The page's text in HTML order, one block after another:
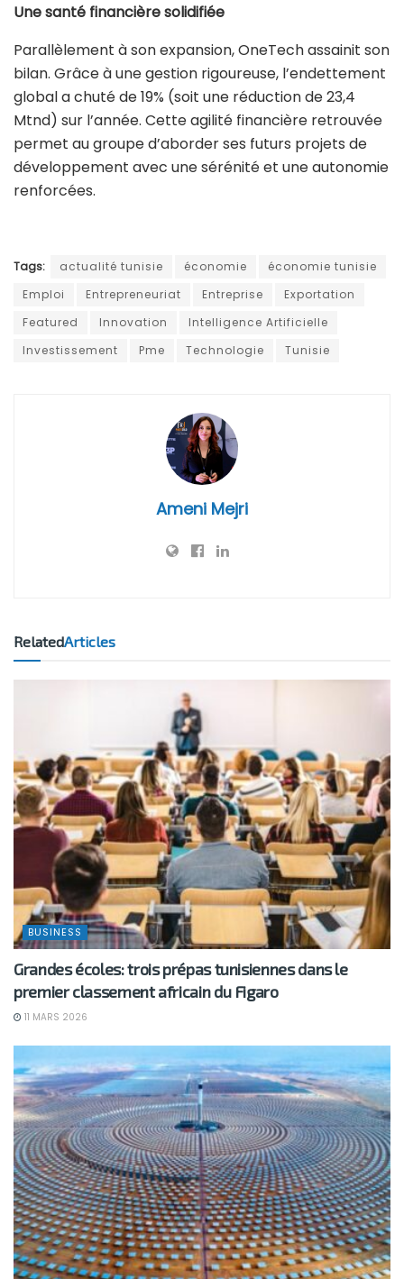
Une santé financière solidifiée
Parallèlement à son expansion, OneTech assainit son
bilan. Grâce à une gestion rigoureuse, l’endettement
global a chuté de 19% (soit une réduction de 23,4
Mtnd) sur l’année. Cette agilité financière retrouvée
permet au groupe d’aborder ses futurs projets de
développement avec une sérénité et une autonomie
renforcées.
Tags: actualité tunisie économie
économie tunisie
Emploi
Entrepreneuriat Entreprise
Exportation
Featured
Innovation
Intelligence Artificielle
Investissement
Pme Technologie Tunisie
Ameni Mejri
RelatedArticles
BUSINESS
Grandes écoles: trois prépas tunisiennes dans le
premier classement africain du Figaro
11 MARS 2026